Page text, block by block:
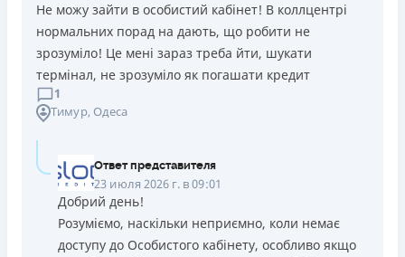
Не можу зайти в особистий кабінет! В коллцентрі
нормальних порад на дають, що робити не
зрозуміло! Це мені зараз треба йти, шукати
термінал, не зрозуміло як погашати кредит
1
Тимур, Одеса
Ответ представителя
23 июля 2026 г. в 09:01
Добрий день!
Розуміємо, наскільки неприємно, коли немає
доступу до Особистого кабінету, особливо якщо